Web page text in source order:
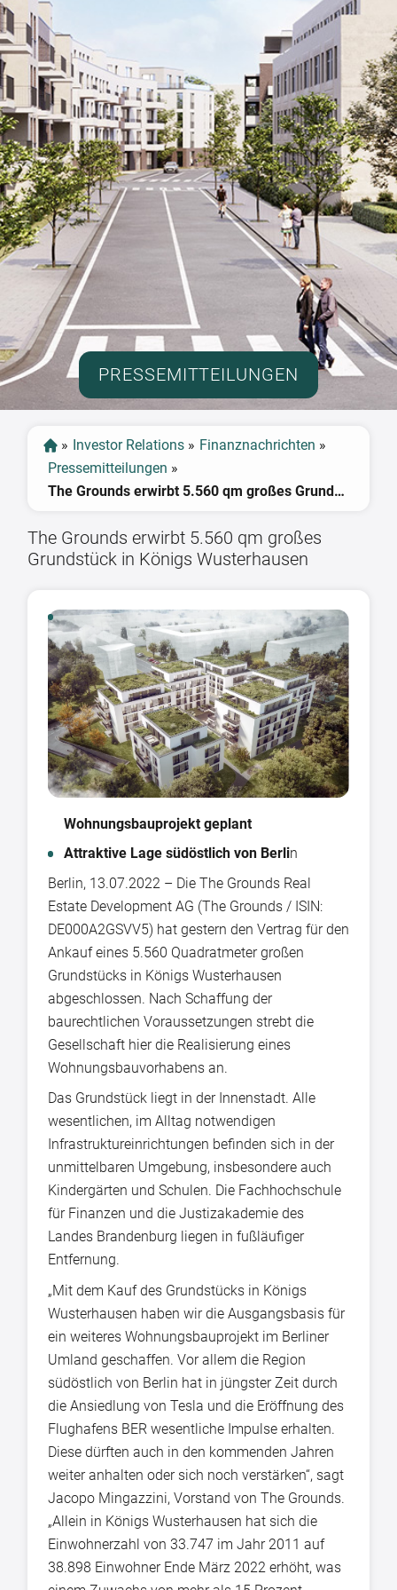
PRESSEMITTEILUNGEN
» Investor Relations » Finanznachrichten »
Pressemitteilungen »
The Grounds erwirbt 5.560 qm großes Grundstück in Königs Wusterhausen
The Grounds erwirbt 5.560 qm großes
Grundstück in Königs Wusterhausen
Wohnungsbauprojekt geplant
Attraktive Lage südöstlich von Berlin
Berlin, 13.07.2022 – Die The Grounds Real
Estate Development AG (The Grounds / ISIN:
DE000A2GSVV5) hat gestern den Vertrag für den
Ankauf eines 5.560 Quadratmeter großen
Grundstücks in Königs Wusterhausen
abgeschlossen. Nach Schaffung der
baurechtlichen Voraussetzungen strebt die
Gesellschaft hier die Realisierung eines
Wohnungsbauvorhabens an.
Das Grundstück liegt in der Innenstadt. Alle
wesentlichen, im Alltag notwendigen
Infrastruktureinrichtungen befinden sich in der
unmittelbaren Umgebung, insbesondere auch
Kindergärten und Schulen. Die Fachhochschule
für Finanzen und die Justizakademie des
Landes Brandenburg liegen in fußläufiger
Entfernung.
„Mit dem Kauf des Grundstücks in Königs
Wusterhausen haben wir die Ausgangsbasis für
ein weiteres Wohnungsbauprojekt im Berliner
Umland geschaffen. Vor allem die Region
südöstlich von Berlin hat in jüngster Zeit durch
die Ansiedlung von Tesla und die Eröffnung des
Flughafens BER wesentliche Impulse erhalten.
Diese dürften auch in den kommenden Jahren
weiter anhalten oder sich noch verstärken“, sagt
Jacopo Mingazzini, Vorstand von The Grounds.
„Allein in Königs Wusterhausen hat sich die
Einwohnerzahl von 33.747 im Jahr 2011 auf
38.898 Einwohner Ende März 2022 erhöht, was